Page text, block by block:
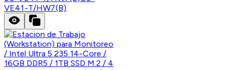
VE41-T/HW7(B)